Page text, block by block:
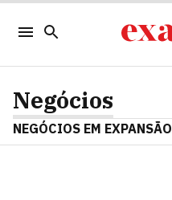
Negócios
NEGÓCIOS EM EXPANSÃO